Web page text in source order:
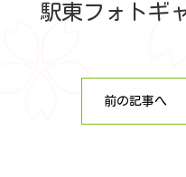
駅東フォトギ
前の記事へ